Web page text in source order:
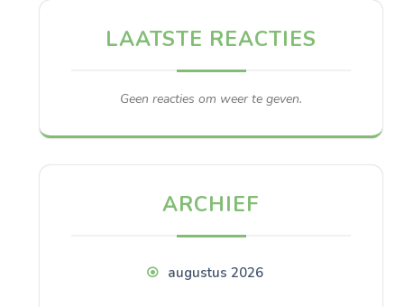
LAATSTE REACTIES
Geen reacties om weer te geven.
ARCHIEF
augustus 2026